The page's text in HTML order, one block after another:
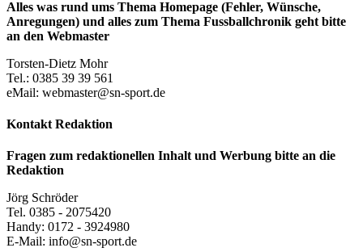
Alles was rund ums Thema Homepage (Fehler, Wünsche,
Anregungen) und alles zum Thema Fussballchronik geht bitte
an den Webmaster
Torsten-Dietz Mohr
Tel.: 0385 39 39 561
eMail: webmaster@sn-sport.de
Kontakt Redaktion
Fragen zum redaktionellen Inhalt und Werbung bitte an die
Redaktion
Jörg Schröder
Tel. 0385 - 2075420
Handy: 0172 - 3924980
E-Mail: info@sn-sport.de